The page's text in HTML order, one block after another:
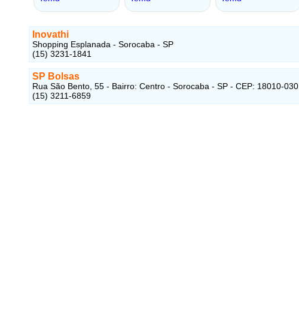
Inovathi
Shopping Esplanada - Sorocaba - SP
(15) 3231-1841
SP Bolsas
Rua São Bento, 55 - Bairro: Centro - Sorocaba - SP - CEP: 18010-030
(15) 3211-6859